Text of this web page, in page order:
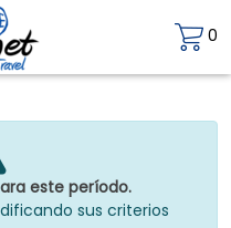
0
este período.
sus criterios